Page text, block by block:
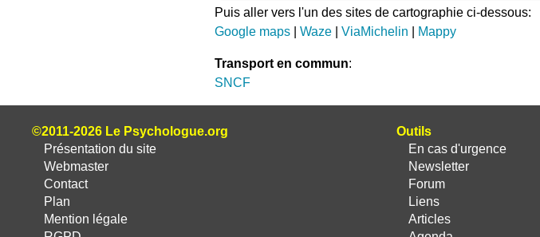
Puis aller vers l'un des sites de cartographie ci-dessous:
Google maps| Waze| ViaMichelin Mappy
Transport en commun:
SNCF
©2011-2026 Le Psychologue.org
Présentation du site
Webmaster
Contact
Plan
Mention légale
Outils
En cas d'urgence
Newsletter
Forum
Liens
Articles